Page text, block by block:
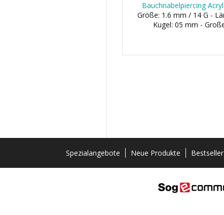
Bauchnabelpiercing
Größe: 1.6 mm / 14 G -
Kugel: 05 mm -
Spezialangebote Neue Produkte Bestseller